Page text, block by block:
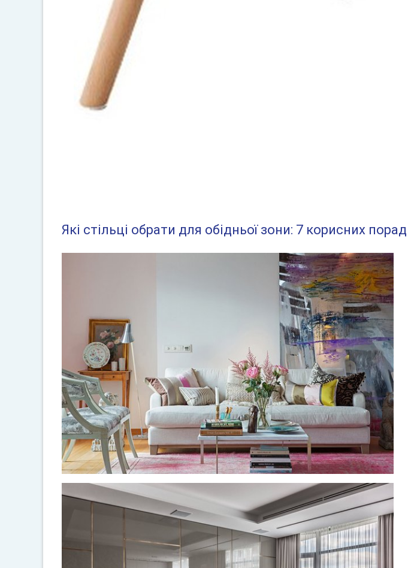
Які стільці обрати для обідньої зони: 7 корисних порад